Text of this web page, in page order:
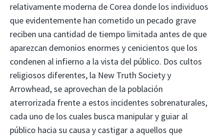
relativamente moderna de Corea donde los individuos
que evidentemente han cometido un pecado grave
reciben una cantidad de tiempo limitada antes de que
aparezcan demonios enormes y cenicientos que los
condenen al infierno a la vista del público. Dos cultos
religiosos diferentes, la New Truth Society y
Arrowhead, se aprovechan de la población
aterrorizada frente a estos incidentes sobrenaturales,
cada uno de los cuales busca manipular y guiar al
público hacia su causa y castigar a aquellos que